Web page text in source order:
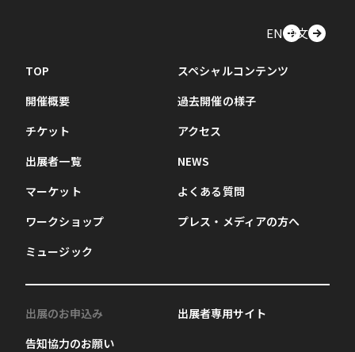
EN中文
TOP
開催概要
チケット
出展者一覧
マーケット
ワークショップ
ミュージック
スペシャルコンテンツ
過去開催の様子
アクセス
NEWS
よくある質問
プレス・メディアの方へ
出展のお申込み
告知協力のお願い
出展者専用サイト